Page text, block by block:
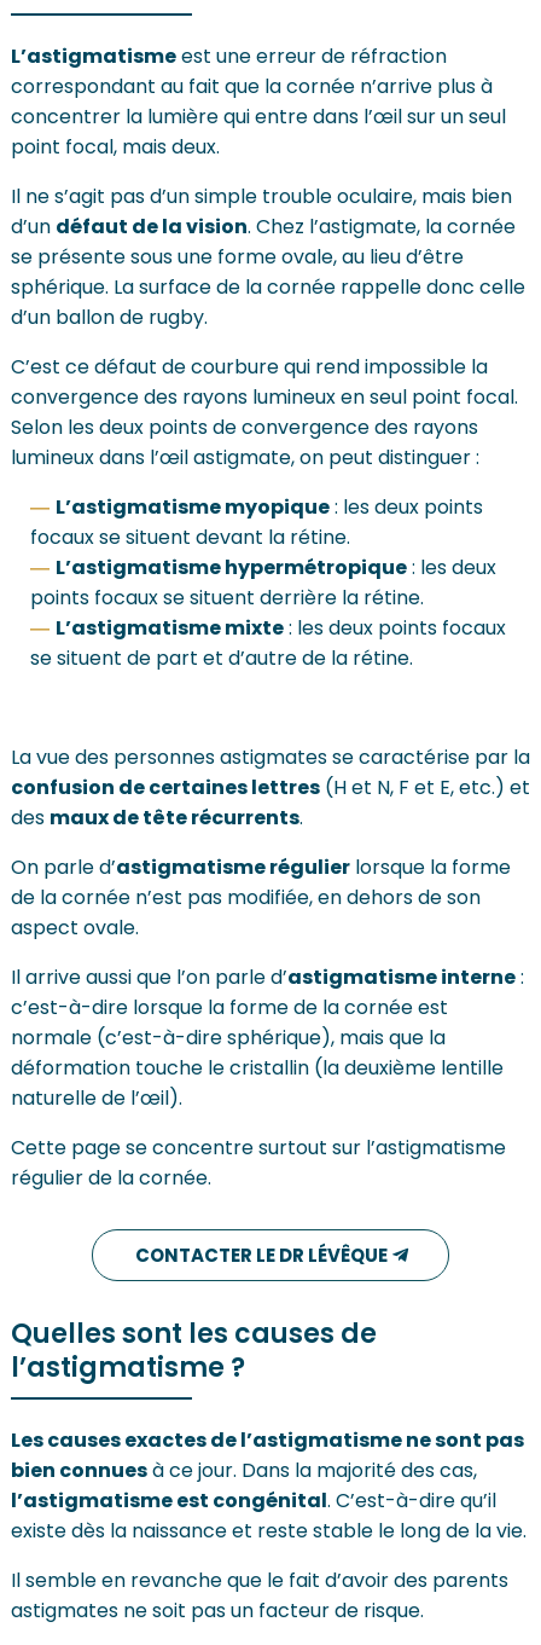
L’astigmatismeest une erreur de réfraction
correspondant au fait que la cornée n’arrive plus à
concentrer la lumière qui entre dans l’œil sur un seul
point focal, mais deux.
Il ne s’agit pas d’un simple trouble oculaire, mais bien
d’un défaut de la vision. Chez l’astigmate, la cornée
se présente sous une forme ovale, au lieu d’être
sphérique. La surface de la cornée rappelle donc celle
d’un ballon de rugby.
C’est ce défaut de courbure qui rend impossible la
convergence des rayons lumineux en seul point focal.
Selon les deux points de convergence des rayons
lumineux dans l’œil astigmate, on peut distinguer :
L’astigmatisme myopique: les deux points
focaux se situent devant la rétine.
L’astigmatisme hypermétropique: les deux
points focaux se situent derrière la rétine.
L’astigmatisme mixte: les deux points focaux
se situent de part et d’autre de la rétine.
La vue des personnes astigmates se caractérise par la
confusion de certaines lettres(H et N, F et E, etc.) et
des maux de tête récurrents.
On parle d’astigmatisme régulierlorsque la forme
de la cornée n’est pas modifiée, en dehors de son
aspect ovale.
Il arrive aussi que l’on parle d’astigmatisme interne:
c’est-à-dire lorsque la forme de la cornée est
normale (c’est-à-dire sphérique), mais que la
déformation touche le cristallin (la deuxième lentille
naturelle de l’œil).
Cette page se concentre surtout sur l’astigmatisme
régulier de la cornée.
CONTACTER LE DR LÉVÊQUE
Quelles sont les causes de
l’astigmatisme ?
Les causes exactes de l’astigmatisme ne sont pas
bien connuesà ce jour. Dans la majorité des cas,
l’astigmatisme est congénital. C’est-à-dire qu’il
existe dès la naissance et reste stable le long de la vie.
Il semble en revanche que le fait d’avoir des parents
astigmates ne soit pas un facteur de risque.